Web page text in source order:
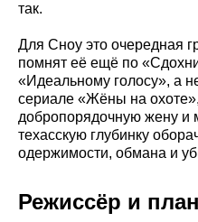
так.
Для Сноу это очередная
помнят её ещё по
«Идеальному голосу», а
сериале «Жёны на охоте»,
добропорядочную жену и
техасскую глубинку
одержимости, обмана и
Режиссёр и